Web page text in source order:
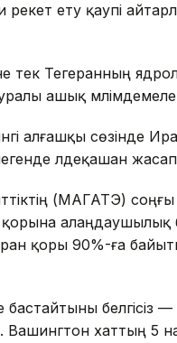
ету қаупі
тек Тегеранның
ашық
алғашқы сөзінде
әлдеқашан
(МАГАТЭ)
алаңдаушылық
қоры 90%-ға
белгісіз —
хаттың 5